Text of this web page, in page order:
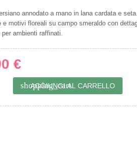
annodato a mano in lana cardata e
e motivi floreali su campo smeraldo con
ambienti raffinati.
€
shopping_cart
AGGIUNGI AL CARRELLO